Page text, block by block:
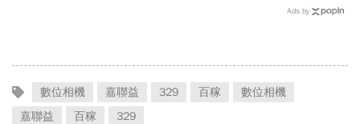
Ads by
數位相機 嘉聯益 329 百稼
數位相機
嘉聯益
百稼 329